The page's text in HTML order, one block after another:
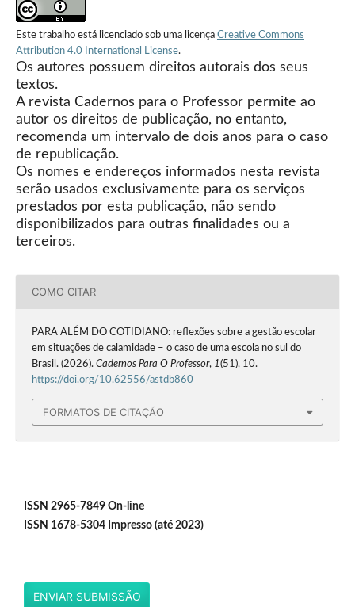
Este trabalho está licenciado sob uma licença Creative Commons
Attribution 4.0 International License.
Os autores possuem direitos autorais dos seus
textos.
A revista Cadernos para o Professor permite ao
autor os direitos de publicação, no entanto,
recomenda um intervalo de dois anos para o caso
de republicação.
Os nomes e endereços informados nesta revista
serão usados exclusivamente para os serviços
prestados por esta publicação, não sendo
disponibilizados para outras finalidades ou a
terceiros.
COMO CITAR
PARA ALÉM DO COTIDIANO: reflexões sobre a gestão escolar
em situações de calamidade – o caso de uma escola no sul do
Brasil. (2026). Cadernos Para O Professor, 1(51), 10.
https://doi.org/10.62556/astdb860
FORMATOS DE CITAÇÃO
ISSN 2965-7849 On-line
ISSN 1678-5304 Impresso (até 2023)
ENVIAR SUBMISSÃO